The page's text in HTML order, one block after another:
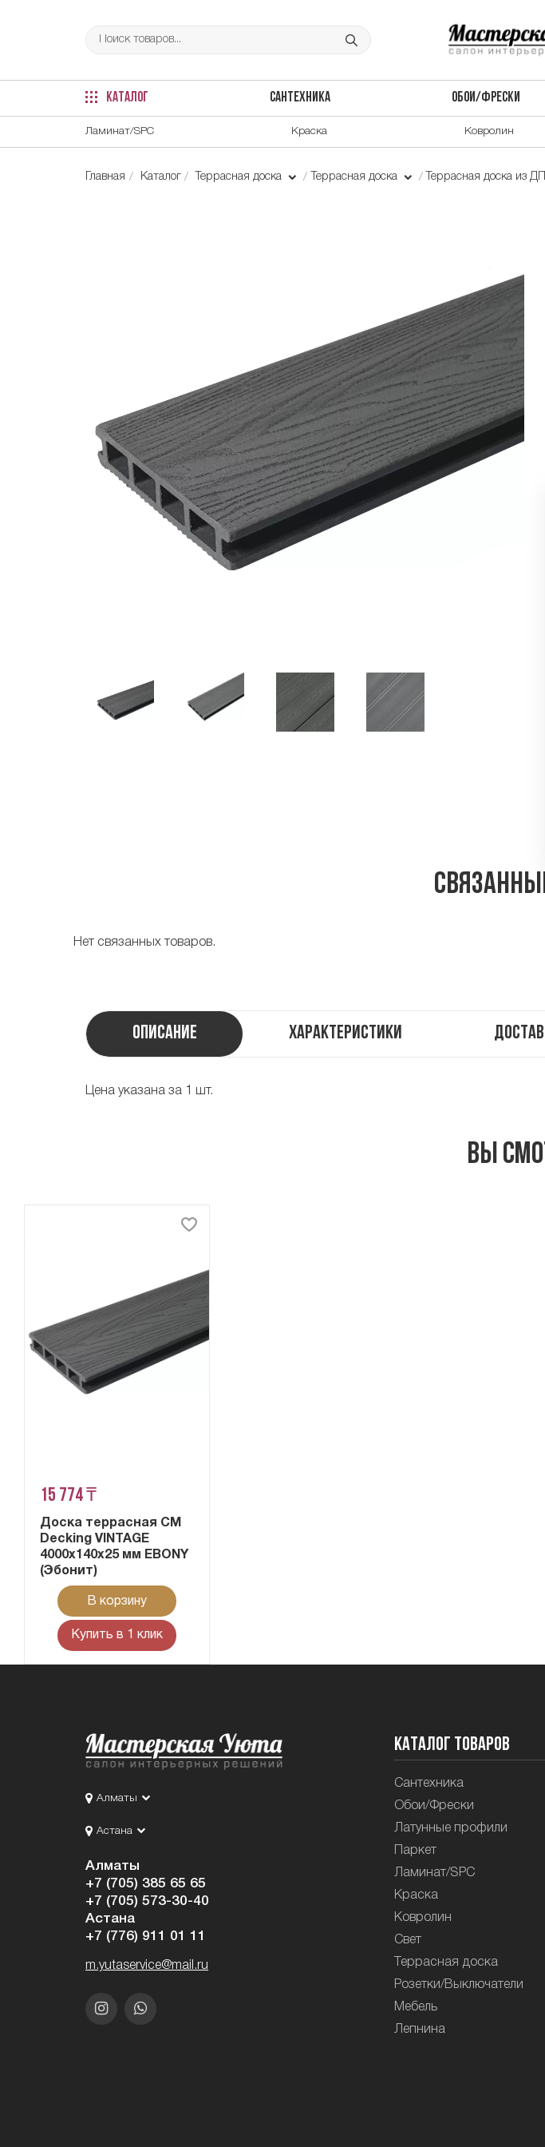
КАТАЛОГ САНТЕХНИКА ОБОИ/ФРЕСКИ
Ламинат/SPC Краска Ковролин
Главная Каталог Террасная доска Террасная доска Террасная доска из
Нет связанных товаров.
Описание Характеристики
Цена указана за 1 шт.
Вы
15 774 ₸
Доска террасная CM
Decking VINTAGE
4000х140х25 мм EBONY
(Эбонит)
В корзину
Купить в 1 клик
Алматы
Астана
Алматы
+7 (705) 385 65 65
+7 (705) 573-30-40
Астана
+7 (776) 911 01 11
m.yutaservice@mail.ru
Каталог товаров
Сантехника
Обои/Фрески
Латунные профили
Паркет
Ламинат/SPC
Краска
Ковролин
Свет
Террасная доска
Розетки/Выключатели
Мебель
Лепнина